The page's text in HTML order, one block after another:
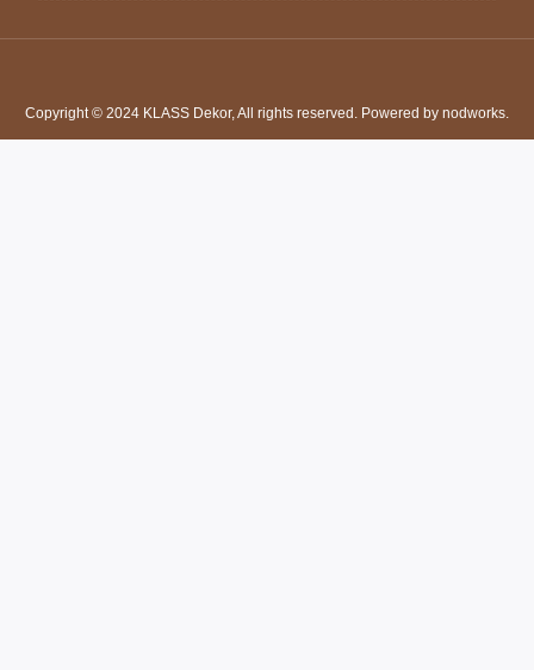
Copyright © 2024 KLASS Dekor, All rights reserved. Powered by nodworks.